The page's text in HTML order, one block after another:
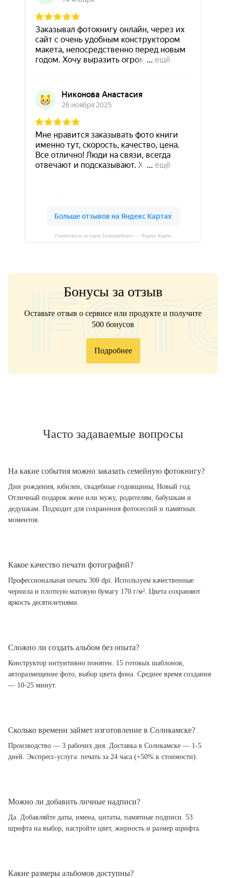
Fotobooka.ru на карте Екатеринбурга — Яндекс Карты
Бонусы за отзыв
Оставьте отзыв о сервисе или продукте и получите
500 бонусов
Подробнее
Часто задаваемые вопросы
На какие события можно заказать семейную фотокнигу?
Дни рождения, юбилеи, свадебные годовщины, Новый год.
Отличный подарок жене или мужу, родителям, бабушкам и
дедушкам. Подходит для сохранения фотосессий и памятных
моментов.
Какое качество печати фотографий?
Профессиональная печать 300 dpi. Используем качественные
чернила и плотную матовую бумагу 170 г/м². Цвета сохраняют
яркость десятилетиями.
Сложно ли создать альбом без опыта?
Конструктор интуитивно понятен. 15 готовых шаблонов,
авторазмещение фото, выбор цвета фона. Среднее время создания
— 10-25 минут.
Сколько времени займет изготовление в Соликамске?
Производство — 3 рабочих дня. Доставка в Соликамске — 1-5
дней. Экспресс-услуга: печать за 24 часа (+50% к стоимости).
Можно ли добавить личные надписи?
Да. Добавляйте даты, имена, цитаты, памятные подписи. 53
шрифта на выбор, настройте цвет, жирность и размер шрифта.
Какие размеры альбомов доступны?